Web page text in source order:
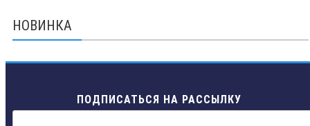
НОВИНКА
ПОДПИСАТЬСЯ НА РАССЫЛКУ